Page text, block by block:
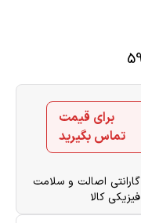
برای قیمت
تماس بگیرید
گارانتی اصالت و سلامت
فیزیکی کالا